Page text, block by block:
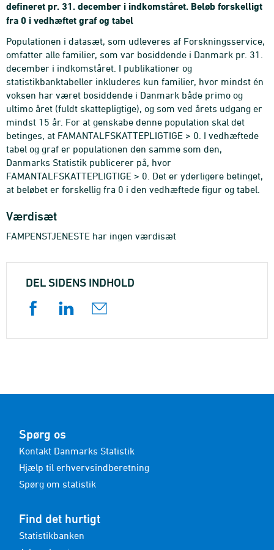
defineret pr. 31. december i indkomståret. Beløb forskelligt
fra 0 i vedhæftet graf og tabel
Populationen i datasæt, som udleveres af Forskningsservice,
omfatter alle familier, som var bosiddende i Danmark pr. 31.
december i indkomståret. I publikationer og
statistikbanktabeller inkluderes kun familier, hvor mindst én
voksen har været bosiddende i Danmark både primo og
ultimo året (fuldt skattepligtige), og som ved årets udgang er
mindst 15 år. For at genskabe denne population skal det
betinges, at FAMANTALFSKATTEPLIGTIGE > 0. I vedhæftede
tabel og graf er populationen den samme som den,
Danmarks Statistik publicerer på, hvor
FAMANTALFSKATTEPLIGTIGE > 0. Det er yderligere betinget,
at beløbet er forskellig fra 0 i den vedhæftede figur og tabel.
Værdisæt
FAMPENSTJENESTE har ingen værdisæt
DEL SIDENS INDHOLD
Spørg os
Kontakt Danmarks Statistik
Hjælp til erhvervsindberetning
Spørg om statistik
Find det hurtigt
Statistikbanken